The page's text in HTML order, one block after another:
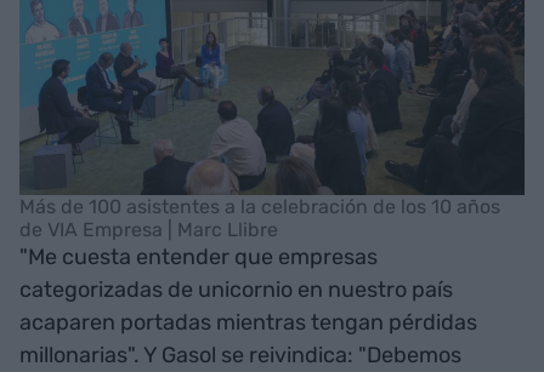
Más de 100 asistentes a la celebración de los 10 años
de VIA Empresa | Marc Llibre
"Me cuesta entender que empresas
categorizadas de unicornio en nuestro país
acaparen portadas mientras tengan pérdidas
millonarias". Y Gasol se reivindica: "Debemos